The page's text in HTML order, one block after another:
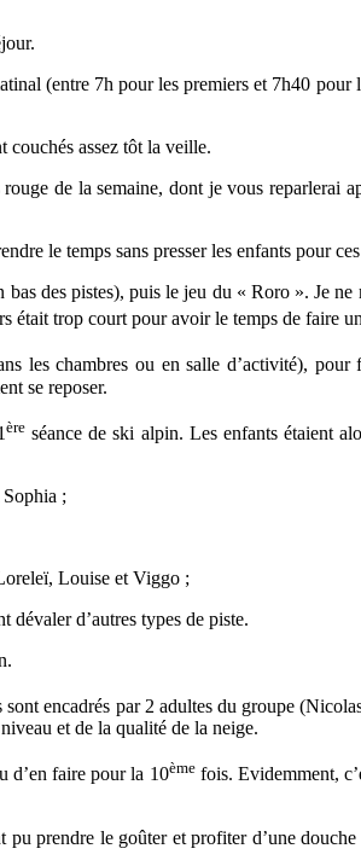
(entre 7h pour les premiers et 7h40
couchés assez tôt la veille.
de la semaine, dont je vous reparlerai
le temps sans presser les enfants pour
des pistes), puis le jeu du « Roro ». Je
était trop court pour avoir le temps de faire
les chambres ou en salle d’activité),
se reposer.
èreséance de ski alpin. Les enfants étaient
;
Louise et Viggo ;
dévaler d’autres types de piste.
encadrés par 2 adultes du groupe
et de la qualité de la neige.
d’en faire pour la 10èmefois. Evidemment,
prendre le goûter et profiter d’une